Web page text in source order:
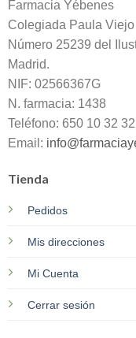
Farmacia Yébenes
Colegiada Paula
Número 25239 del
Madrid.
NIF: 02566367G
N. farmacia: 1438
Teléfono: 650 10 32 32
Email:
Tienda
Pedidos
Mis direcciones
Mi Cuenta
Cerrar sesión